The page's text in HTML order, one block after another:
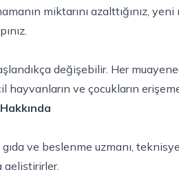
miktarını azalttığınız,
değişebilir. Her
hayvanların ve çocukların
ve beslenme uzmanı,
geliştirirler.